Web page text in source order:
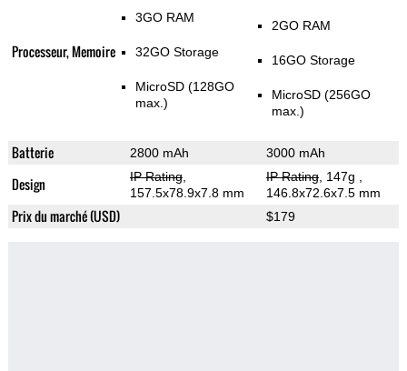
Processeur, Memoire
3GO RAM
32GO Storage
MicroSD (128GO
max.)
2GO RAM
16GO Storage
MicroSD (256GO
max.)
Batterie 2800 mAh 3000 mAh
Design IP Rating,
157.5x78.9x7.8 mm
IP Rating, 147g
146.8x72.6x7.5 mm
Prix du marché (USD) $179